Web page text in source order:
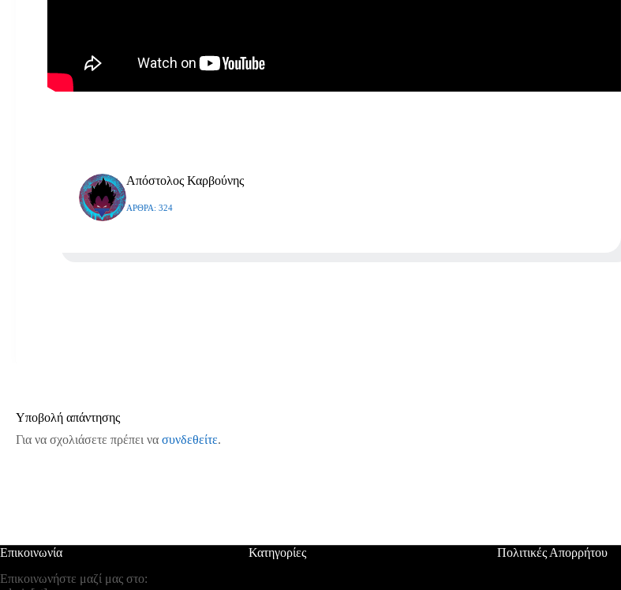
Απόστολος Καρβούνης
ΆΡΘΡΑ: 324
Υποβολή απάντησης
Για να σχολιάσετε πρέπει να συνδεθείτε.
Επικοινωνία
Επικοινωνήστε μαζί μας στο:
Κατηγορίες Πολιτικές Απορρήτου